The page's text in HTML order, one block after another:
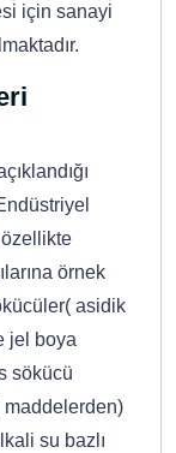
için sanayi
örnek
asidik
jel boya
sökücü
su bazlı